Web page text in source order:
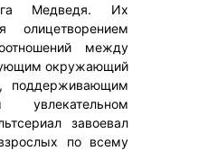
Медведя. Их
олицетворением
между
окружающий
поддерживающим
завоевал
по всему